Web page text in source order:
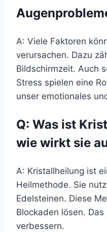
A: Viele Faktoren
verursachen. Dazu
Bildschirmzeit. Auch
Stress spielen eine
unser emotionales
Q: Was ist
wie wirkt sie
A: Kristallheilung ist
Heilmethode. Sie
Edelsteinen. Diese
Blockaden lösen.
verbessern.